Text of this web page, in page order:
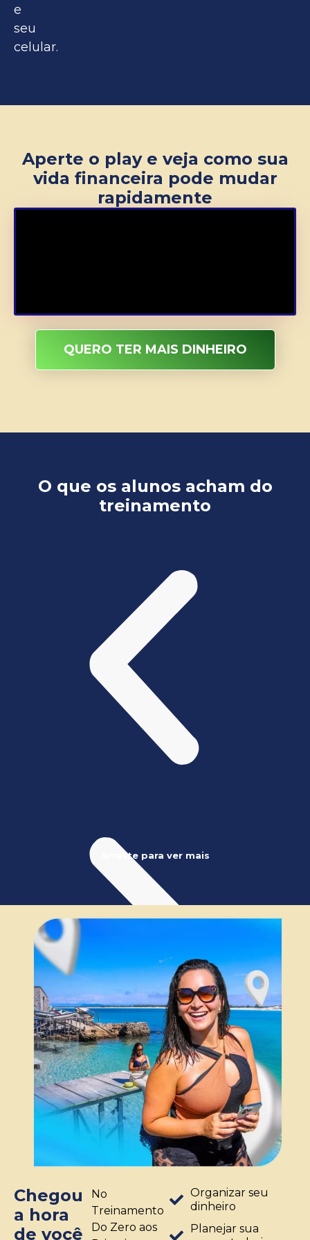
e
seu
celular.
Aperte o play e veja como sua
vida financeira pode mudar
rapidamente
QUERO TER MAIS DINHEIRO
O que os alunos acham do
treinamento
Arraste para ver mais
Chegou
a hora
de você
No
Treinamento
Do Zero aos
Organizar seu
dinheiro
Planejar sua